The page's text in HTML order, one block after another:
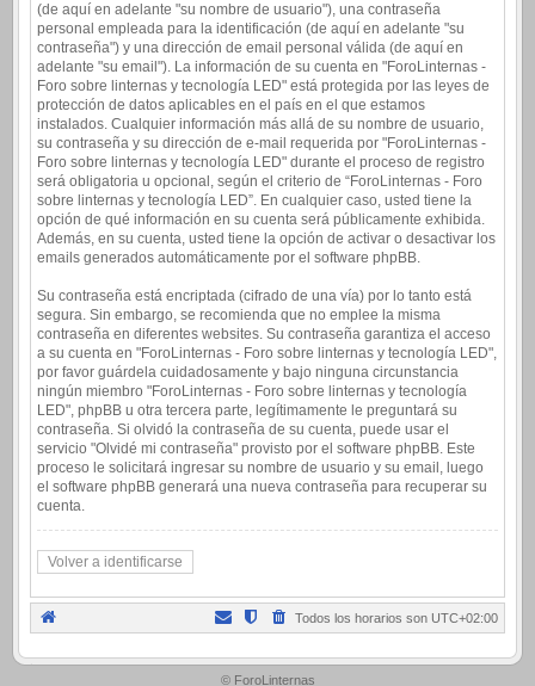
(de aquí en adelante "su nombre de usuario"), una contraseña
personal empleada para la identificación (de aquí en adelante "su
contraseña") y una dirección de email personal válida (de aquí en
adelante "su email"). La información de su cuenta en "ForoLinternas -
Foro sobre linternas y tecnología LED" está protegida por las leyes de
protección de datos aplicables en el país en el que estamos
instalados. Cualquier información más allá de su nombre de usuario,
su contraseña y su dirección de e-mail requerida por "ForoLinternas -
Foro sobre linternas y tecnología LED" durante el proceso de registro
será obligatoria u opcional, según el criterio de “ForoLinternas - Foro
sobre linternas y tecnología LED”. En cualquier caso, usted tiene la
opción de qué información en su cuenta será públicamente exhibida.
Además, en su cuenta, usted tiene la opción de activar o desactivar los
emails generados automáticamente por el software phpBB.
Su contraseña está encriptada (cifrado de una vía) por lo tanto está
segura. Sin embargo, se recomienda que no emplee la misma
contraseña en diferentes websites. Su contraseña garantiza el acceso
a su cuenta en "ForoLinternas - Foro sobre linternas y tecnología LED",
por favor guárdela cuidadosamente y bajo ninguna circunstancia
ningún miembro "ForoLinternas - Foro sobre linternas y tecnología
LED", phpBB u otra tercera parte, legítimamente le preguntará su
contraseña. Si olvidó la contraseña de su cuenta, puede usar el
servicio "Olvidé mi contraseña" provisto por el software phpBB. Este
proceso le solicitará ingresar su nombre de usuario y su email, luego
el software phpBB generará una nueva contraseña para recuperar su
cuenta.
Volver a identificarse
Todos los horarios son UTC+02:00
.
© ForoLinternas